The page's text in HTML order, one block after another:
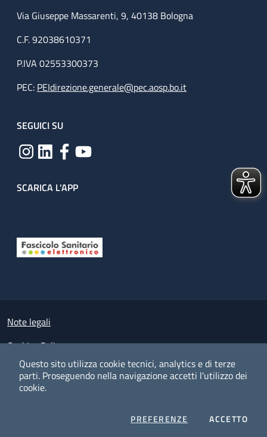
Questo sito utilizza cookie tecnici, analytics e di terze
parti. Proseguendo nella navigazione accetti l'utilizzo dei
cookie.
PREFERENZE COOKIESACCETTOI
Via Giuseppe Massarenti, 9, 40138 Bologna
C.F. 92038610371
P.IVA 02553300373
PEC: PEIdirezione.generale@pec.aosp.bo.it
SEGUICI SU
SCARICA L'APP
Small prints
Note legali
Cookies Policy
Policy privacy e protezione del dato personale
Albo pretorio on-line